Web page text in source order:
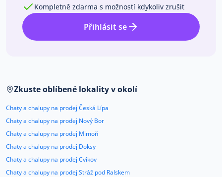
Okamžitý výkup
Blog
Kariéra
Kontakt
Kompletně zdarma s možností kdykoliv zrušit
Přihlásit se
Zkuste oblíbené lokality v okolí
Chaty a chalupy na prodej Česká Lípa
Chaty a chalupy na prodej Nový Bor
Chaty a chalupy na prodej Mimoň
Chaty a chalupy na prodej Doksy
Chaty a chalupy na prodej Cvikov
Chaty a chalupy na prodej Stráž pod Ralskem